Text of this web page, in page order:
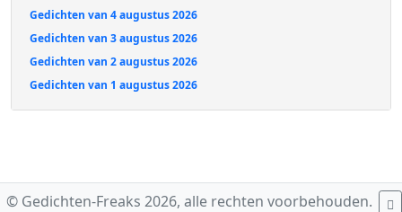
Gedichten van 4 augustus 2026
Gedichten van 3 augustus 2026
Gedichten van 2 augustus 2026
Gedichten van 1 augustus 2026
© Gedichten-Freaks 2026, alle rechten voorbehouden.